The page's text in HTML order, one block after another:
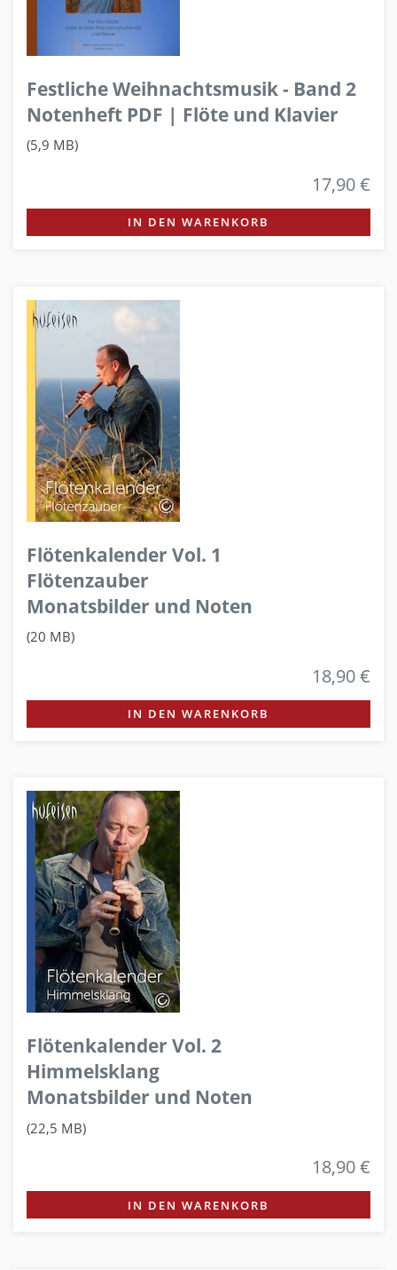
Festliche Weihnachtsmusik - Band 2
Notenheft PDF | Flöte und Klavier
(5,9 MB)
17,90 €
IN DEN WARENKORB
Flötenkalender Vol. 1
Flötenzauber
Monatsbilder und Noten
(20 MB)
18,90 €
IN DEN WARENKORB
Flötenkalender Vol. 2
Himmelsklang
Monatsbilder und Noten
(22,5 MB)
18,90 €
IN DEN WARENKORB